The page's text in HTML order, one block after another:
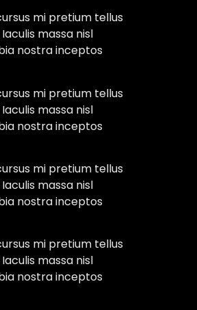
mi pretium tellus
massa nisl
nostra inceptos
mi pretium tellus
massa nisl
nostra inceptos
mi pretium tellus
massa nisl
nostra inceptos
mi pretium tellus
massa nisl
nostra inceptos